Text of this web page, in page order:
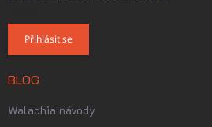
Přihlásit se
BLOG
Walachia návody